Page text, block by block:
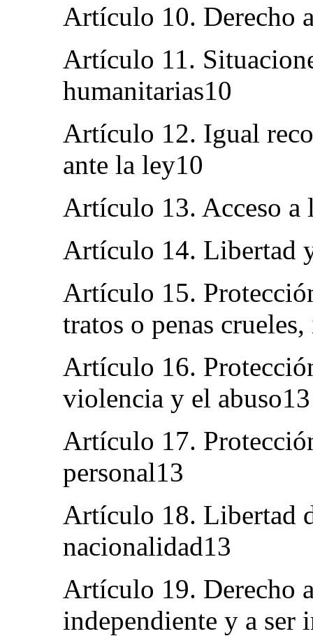
Artículo 10. Derecho
Artículo 11.
humanitarias10
Artículo 12. Igual
ante la ley10
Artículo 13. Acceso a
Artículo 14. Libertad
Artículo 15.
tratos o penas
Artículo 16.
violencia y el abuso13
Artículo 17.
personal13
Artículo 18. Libertad
nacionalidad13
Artículo 19. Derecho
independiente y a ser